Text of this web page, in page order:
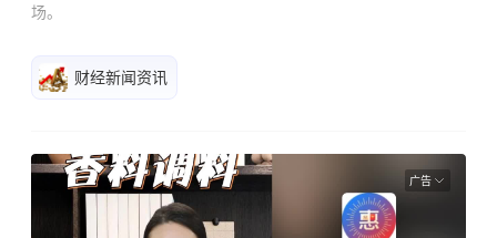
场。
财经新闻资讯
广告